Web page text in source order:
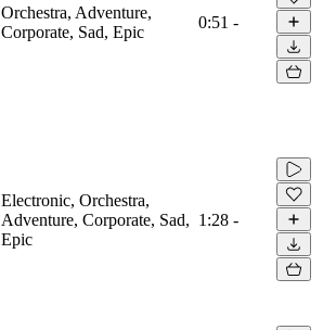
Orchestra, Adventure,
Corporate, Sad, Epic
0:51 -
Electronic, Orchestra,
Adventure, Corporate, Sad,
Epic
1:28 -